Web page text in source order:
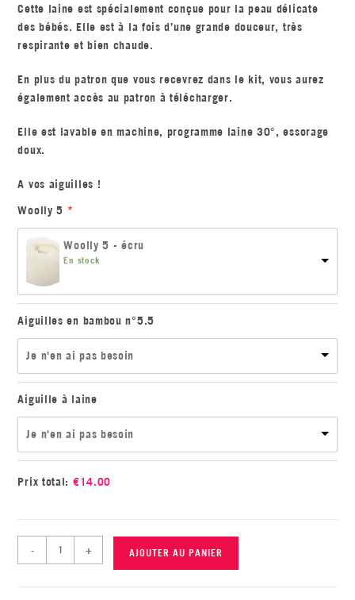
Cette laine est spécialement conçue pour la peau délicate
des bébés. Elle est à la fois d’une grande douceur, très
respirante et bien chaude.
En plus du patron que vous recevrez dans le kit, vous aurez
également accès au patron à télécharger.
Elle est lavable en machine, programme laine 30°, essorage
doux.
A vos aiguilles !
Woolly 5
Woolly 5 - écru
En stock
Aiguilles en bambou n°5.5
Je n'en ai pas besoin
Aiguille à laine
Je n'en ai pas besoin
Prix total: €14.00
- + AJOUTER AU PANIER